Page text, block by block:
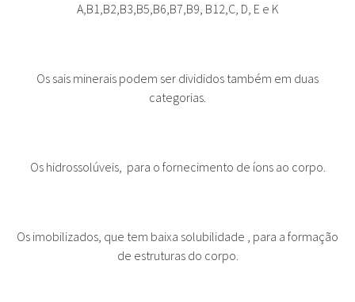
A,B1,B2,B3,B5,B6,B7,B9, B12,C, D, E e K
Os sais minerais podem ser divididos também em duas
categorias.
Os hidrossolúveis, para o fornecimento de íons ao corpo.
Os imobilizados, que tem baixa solubilidade , para a formação
de estruturas do corpo.